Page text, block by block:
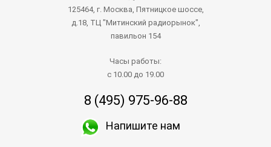
125464, г. Москва, Пятницкое шоссе,
д.18, ТЦ "Митинский радиорынок",
павильон 154
Часы работы:
с 10.00 до 19.00
8 (495) 975-96-88
Напишите нам